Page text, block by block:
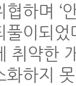
협하며 ‘
풀이되
취약한
화하지